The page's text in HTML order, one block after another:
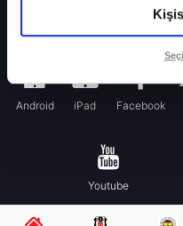
Galatasaray’da rota yeniden
Android iPad Facebook
Youtube